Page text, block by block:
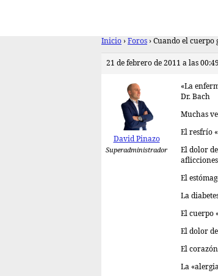
Inicio › Foros › Cuando el cuerpo
21 de febrero de 2011 a las 00:49
David Pinazo
Superadministrador
«La
Dr. Bach
Muchas
El resfrío
El dolor
El
La
El cuerpo
El dolor
El
La